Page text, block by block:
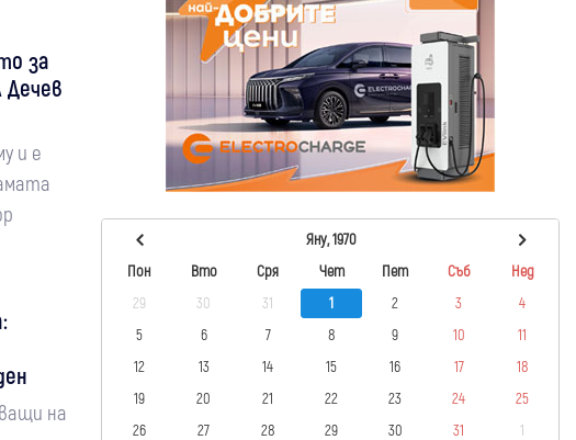
за
и е
на
Яну, 1970
Пон
Вто Сря Чет Пет Съб
Нед
29
30 31 1 2 3
4
5
6 7 8 9 10
11
12
13 14 15 16 17
18
19
20 21 22 23 24
25
26
27 28 29 30 31
1